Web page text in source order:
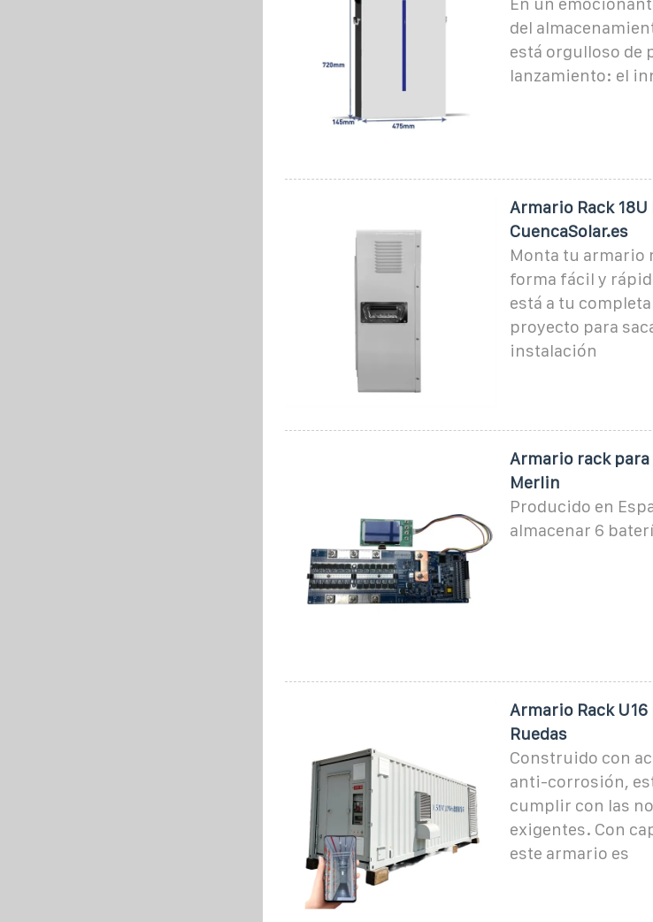
del
está orgulloso de
lanzamiento: el
Armario Rack
CuencaSolar.es
Monta tu armario
forma fácil y
está a tu
proyecto para
instalación
Armario rack
Merlin
Producido en
almacenar 6
Armario Rack
Ruedas
Construido con
anti-corrosión,
cumplir con las
exigentes. Con
este armario es